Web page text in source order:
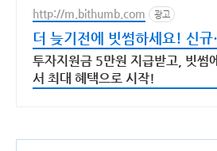
http://m.bithumb.com 광고
더 늦기전에 빗썸하세요! 신규
가입 시 5만원 혜택
투자지원금 5만원 지급받고, 빗썸에
서 최대 혜택으로 시작!